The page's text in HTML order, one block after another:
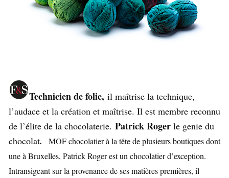
Technicien de folie, il maîtrise la technique,
l’audace et la création et maîtrise. Il est membre reconnu
de l’élite de la chocolaterie. Patrick Roger le genie du
chocolat.
MOF chocolatier à la tête de plusieurs boutiques dont
une à Bruxelles, Patrick Roger est un chocolatier d’exception.
Intransigeant sur la provenance de ses matières premières, il